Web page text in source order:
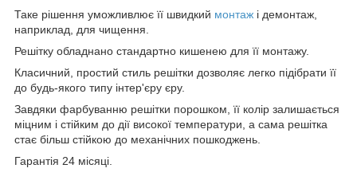
Таке рішення уможливлює її швидкий монтаж і демонтаж,
наприклад, для чищення.
Решітку обладнано стандартно кишенею для її монтажу.
Класичний, простий стиль решітки дозволяє легко підібрати її
до будь-якого типу інтер'єру єру.
Завдяки фарбуванню решітки порошком, її колір залишається
міцним і стійким до дії високої температури, а сама решітка
стає більш стійкою до механічних пошкоджень.
Гарантія 24 місяці.